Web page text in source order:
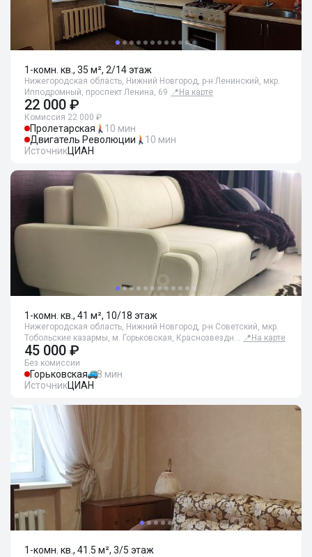
1-комн. кв., 35 м², 2/14 этаж
Нижегородская область, Нижний Новгород, р-н Ленинский, мкр.
Ипподромный, проспект Ленина, 69 📍 На карте
22 000 ₽
Комиссия 22 000 ₽
Пролетарская
10 мин
Двигатель Революции
10 мин
ИсточникЦИАН
1-комн. кв., 41 м², 10/18 этаж
Нижегородская область, Нижний Новгород, р-н Советский, мкр.
Тобольские казармы, м. Горьковская, Краснозвездн… 📍 На карте
45 000 ₽
Без комиссии
Горьковская
8 мин
ИсточникЦИАН
1-комн. кв., 41.5 м², 3/5 этаж